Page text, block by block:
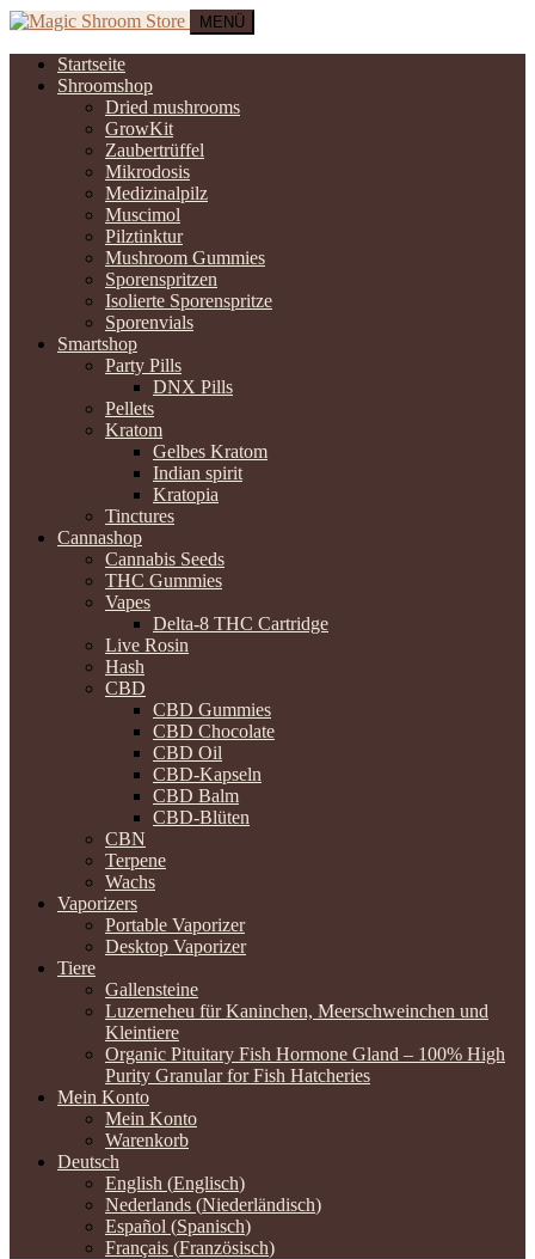
MENÜ
Startseite
Shroomshop
Dried mushrooms
GrowKit
Zaubertrüffel
Mikrodosis
Medizinalpilz
Muscimol
Pilztinktur
Mushroom Gummies
Sporenspritzen
Isolierte Sporenspritze
Sporenvials
Smartshop
Party Pills
DNX Pills
Pellets
Kratom
Gelbes Kratom
Indian spirit
Kratopia
Tinctures
Cannashop
Cannabis Seeds
THC Gummies
Vapes
Delta-8 THC Cartridge
Live Rosin
Hash
CBD
CBD Gummies
CBD Chocolate
CBD Oil
CBD-Kapseln
CBD Balm
CBD-Blüten
CBN
Terpene
Wachs
Vaporizers
Portable Vaporizer
Desktop Vaporizer
Tiere
Gallensteine
Luzerneheu für Kaninchen, Meerschweinchen und
Kleintiere
Organic Pituitary Fish Hormone Gland – 100% High
Purity Granular for Fish Hatcheries
Mein Konto
Mein Konto
Warenkorb
Deutsch
English (Englisch)
Nederlands (Niederländisch)
Español (Spanisch)
Français (Französisch)